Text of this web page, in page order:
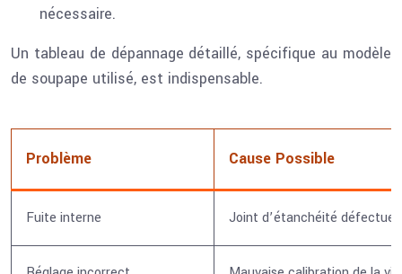
nécessaire.
Un tableau de dépannage détaillé, spécifique au modèle
de soupape utilisé, est indispensable.
Problème Cause Possible
Fuite interne Joint d’étanchéité